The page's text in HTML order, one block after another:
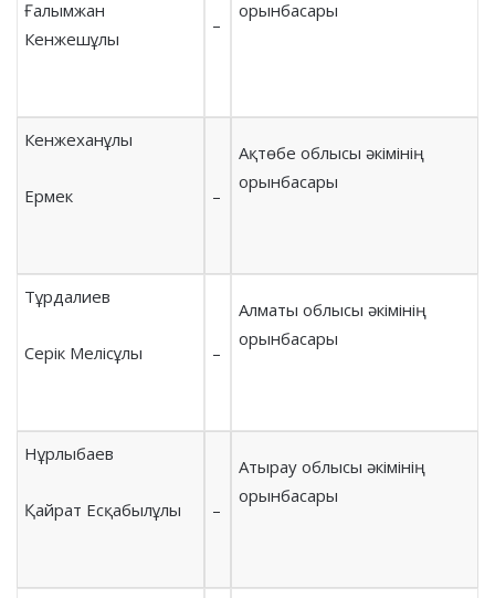
Ғалымжан
Кенжешұлы
–
орынбасары
Кенжеханұлы
Ермек –
Ақтөбе облысы әкімінің
орынбасары
Тұрдалиев
Серік Мелісұлы –
Алматы облысы әкімінің
орынбасары
Нұрлыбаев
Қайрат Есқабылұлы –
Атырау облысы әкімінің
орынбасары